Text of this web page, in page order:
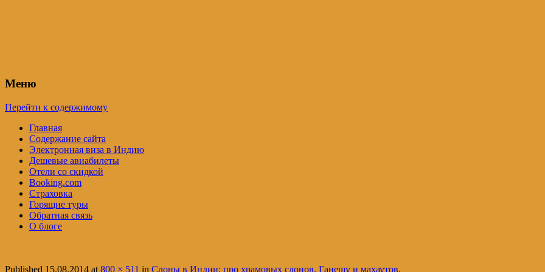
Меню
Перейти к содержимому
Главная
Содержание сайта
Электронная виза в Индию
Дешевые авиабилеты
Отели со скидкой
Booking.com
Страховка
Горящие туры
Обратная связь
О блоге
Published 15.08.2014 at800 × 511 in Слоны в Индии: про храмовых слонов, Ганешу и махаутов.